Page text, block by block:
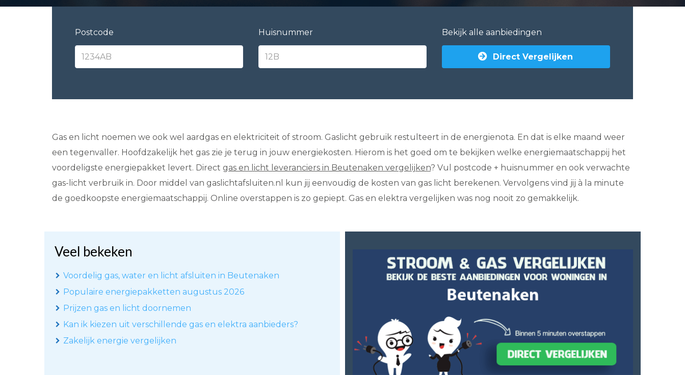
Postcode Huisnummer Bekijk alle aanbiedingen
Direct Vergelijken
Gas en licht noemen we ook wel aardgas en elektriciteit of stroom. Gaslicht gebruik restulteert in de energienota. En dat is elke maand weer
een tegenvaller. Hoofdzakelijk het gas zie je terug in jouw energiekosten. Hierom is het goed om te bekijken welke energiemaatschappij het
voordeligste energiepakket levert. Direct gas en licht leveranciers in Beutenaken vergelijken? Vul postcode + huisnummer en ook verwachte
gas-licht verbruik in. Door middel van gaslichtafsluiten.nl kun jij eenvoudig de kosten van gas licht berekenen. Vervolgens vind jij à la minute
de goedkoopste energiemaatschappij. Online overstappen is zo gepiept. Gas en elektra vergelijken was nog nooit zo gemakkelijk.
Veel bekeken
Voordelig gas, water en licht afsluiten in Beutenaken
Populaire energiepakketten augustus 2026
Prijzen gas en licht doornemen
Kan ik kiezen uit verschillende gas en elektra aanbieders?
Zakelijk energie vergelijken